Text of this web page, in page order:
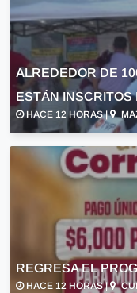
ALREDEDOR DE
ESTÁN INSCRITOS
HACE 12 HORAS |
REGRESA EL
HACE 12 HORAS |